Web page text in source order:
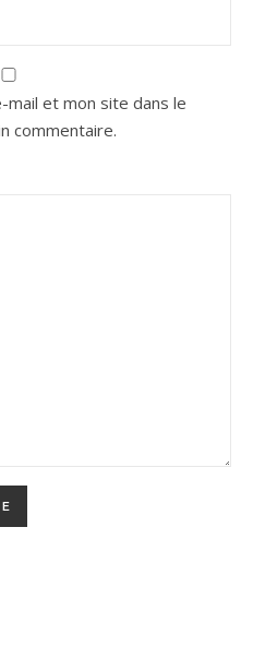
et mon site dans le
commentaire.